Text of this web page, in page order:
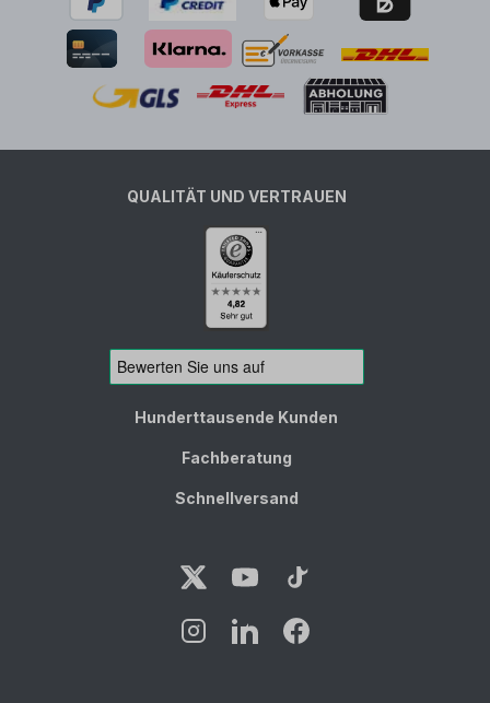
QUALITÄT UND VERTRAUEN
Hunderttausende Kunden
Fachberatung
Schnellversand